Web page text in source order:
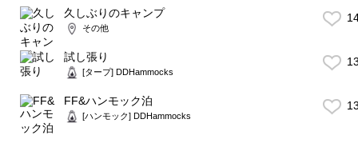
久しぶりのキャンプ
その他
試し張り
[タープ] DDHammocks
FF&ハンモック泊
[ハンモック] DDHammocks